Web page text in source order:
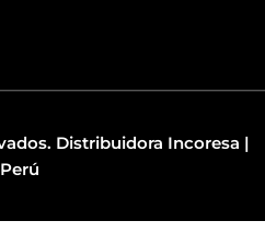
Distribuidora Incoresa |
Perú